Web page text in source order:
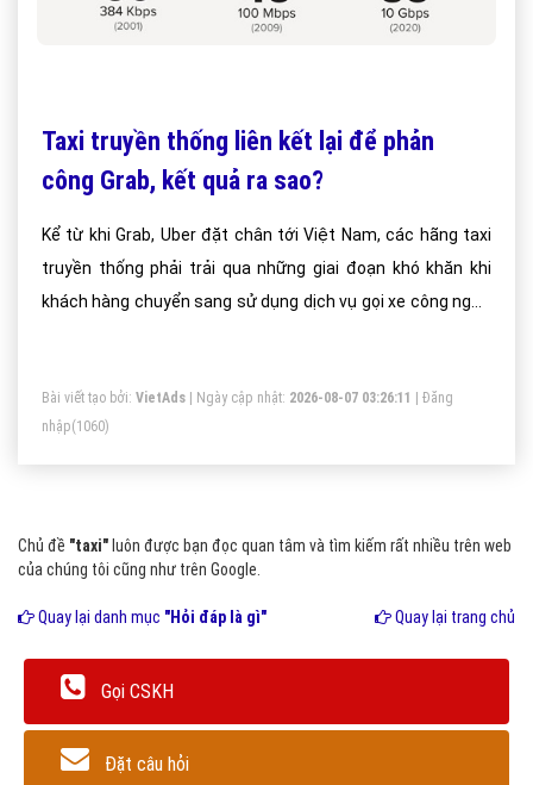
Taxi truyền thống liên kết lại để phản
công Grab, kết quả ra sao?
Kể từ khi Grab, Uber đặt chân tới Việt Nam, các hãng taxi
truyền thống phải trải qua những giai đoạn khó khăn khi
khách hàng chuyển sang sử dụng dịch vụ gọi xe công nghệ
tục kiện tụng nhưng đều không mang lại hiệu quả.
Bài viết tạo bởi: VietAds | Ngày cập nhật: 2026-08-07 03:26:11
Đăng
nhập(1060)
Chủ đề "taxi" luôn được bạn đọc quan tâm và tìm kiếm rất nhiều trên web
của chúng tôi cũng như trên Google.
Quay lại danh mục "Hỏi đáp là gì" Quay lại trang chủ
Gọi CSKH
Đặt câu hỏi